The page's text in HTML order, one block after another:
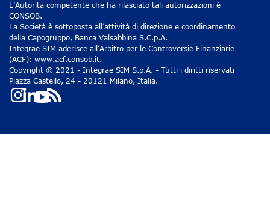
L’Autorità competente che ha rilasciato tali autorizzazioni è
CONSOB.
La Società è sottoposta all’attività di direzione e coordinamento
della Capogruppo, Banca Valsabbina S.C.p.A.
Integrae SIM aderisce all’Arbitro per le Controversie Finanziarie
(ACF): www.acf.consob.it.
Copyright © 2021 - Integrae SIM S.p.A. - Tutti i diritti riservati
Piazza Castello, 24 - 20121 Milano, Italia.